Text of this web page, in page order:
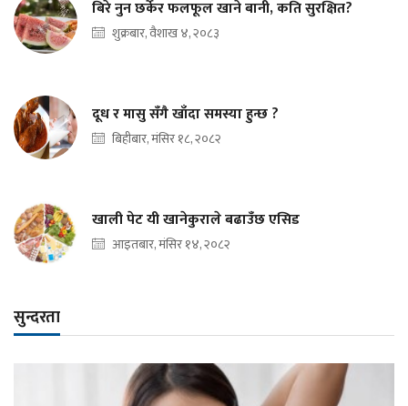
बिरे नुन छर्केर फलफूल खाने बानी, कति सुरक्षित?
शुक्रबार, वैशाख ४, २०८३
दूध र मासु सँगै खाँदा समस्या हुन्छ ?
बिहीबार, मंसिर १८, २०८२
खाली पेट यी खानेकुराले बढाउँछ एसिड
आइतबार, मंसिर १४, २०८२
सुन्दरता